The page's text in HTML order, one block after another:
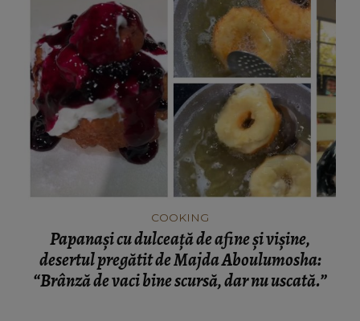
COOKING
Papanași cu dulceață de afine și vișine,
desertul pregătit de Majda Aboulumosha:
“Brânză de vaci bine scursă, dar nu uscată.”